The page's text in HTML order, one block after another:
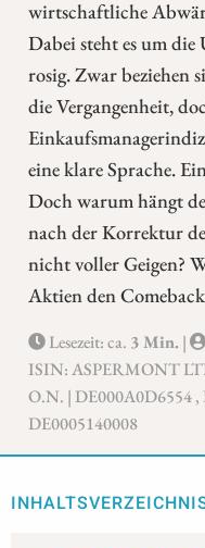
wirtschaftliche
Dabei steht es um
rosig. Zwar beziehen
die Vergangenheit,
eine klare Sprache.
Doch warum hängt
nach der Korrektur
nicht voller Geigen?
Aktien den
Lesezeit: ca. 3 Min. |
ISIN: ASPERMONT
O.N. | DE000A0D6554
DE0005140008